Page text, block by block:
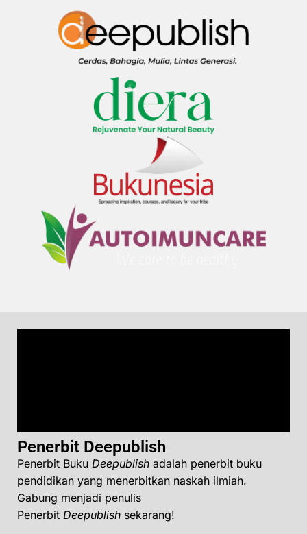
Penerbit Deepublish
Penerbit Buku Deepublish adalah penerbit buku
pendidikan yang menerbitkan naskah ilmiah.
Gabung menjadi penulis
Penerbit Deepublish sekarang!